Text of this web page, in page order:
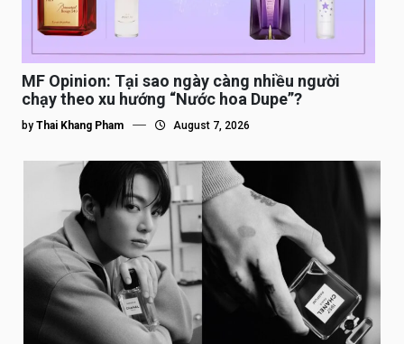
MF Opinion: Tại sao ngày càng nhiều người
chạy theo xu hướng “Nước hoa Dupe”?
by Thai Khang Pham August 7, 2026